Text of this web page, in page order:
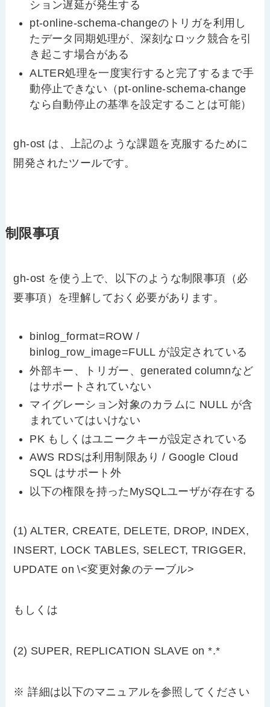
ション遅延が発生する
pt-online-schema-changeのトリガを利用し
たデータ同期処理が、深刻なロック競合を引
き起こす場合がある
ALTER処理を一度実行すると完了するまで手
動停止できない（pt-online-schema-change
なら自動停止の基準を設定することは可能）
gh-ost は、上記のような課題を克服するために
開発されたツールです。
制限事項
gh-ost を使う上で、以下のような制限事項（必
要事項）を理解しておく必要があります。
binlog_format=ROW /
binlog_row_image=FULL が設定されている
外部キー、トリガー、generated columnなど
はサポートされていない
マイグレーション対象のカラムに NULL が含
まれていてはいけない
PK もしくはユニークキーが設定されている
AWS RDSは利用制限あり / Google Cloud
SQL はサポート外
以下の権限を持ったMySQLユーザが存在する
(1) ALTER, CREATE, DELETE, DROP, INDEX,
INSERT, LOCK TABLES, SELECT, TRIGGER,
UPDATE on \<変更対象のテーブル>
もしくは
(2) SUPER, REPLICATION SLAVE on *.*
※ 詳細は以下のマニュアルを参照してください